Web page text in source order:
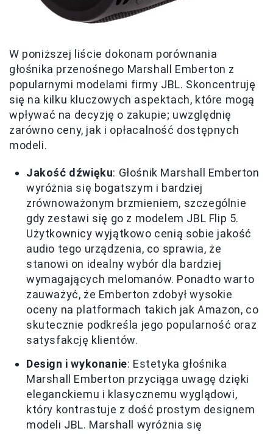
W poniższej liście dokonam porównania
głośnika przenośnego Marshall Emberton z
popularnymi modelami firmy JBL. Skoncentruję
się na kilku kluczowych aspektach, które mogą
wpływać na decyzję o zakupie; uwzględnię
zarówno ceny, jak i opłacalność dostępnych
modeli.
Jakość dźwięku: Głośnik Marshall Emberton
wyróżnia się bogatszym i bardziej
zrównoważonym brzmieniem, szczególnie
gdy zestawi się go z modelem JBL Flip 5.
Użytkownicy wyjątkowo cenią sobie jakość
audio tego urządzenia, co sprawia, że
stanowi on idealny wybór dla bardziej
wymagających melomanów. Ponadto warto
zauważyć, że Emberton zdobył wysokie
oceny na platformach takich jak Amazon, co
skutecznie podkreśla jego popularność oraz
satysfakcję klientów.
Design i wykonanie: Estetyka głośnika
Marshall Emberton przyciąga uwagę dzięki
eleganckiemu i klasycznemu wyglądowi,
który kontrastuje z dość prostym designem
modeli JBL. Marshall wyróżnia się